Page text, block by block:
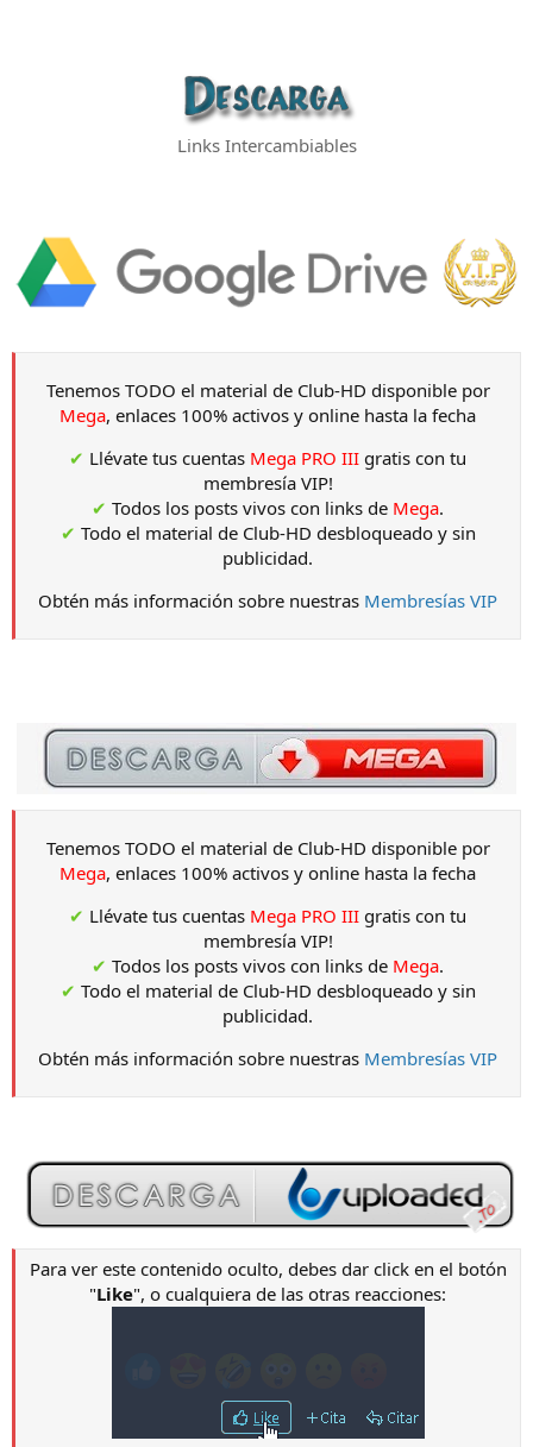
Links Intercambiables
Tenemos TODO el material de Club-HD disponible por
Mega, enlaces 100% activos y online hasta la fecha
✔ Llévate tus cuentas Mega PRO III gratis con tu
membresía VIP!
✔ Todos los posts vivos con links de Mega.
✔ Todo el material de Club-HD desbloqueado y sin
publicidad.
Obtén más información sobre nuestras Membresías VIP
Tenemos TODO el material de Club-HD disponible por
Mega, enlaces 100% activos y online hasta la fecha
✔ Llévate tus cuentas Mega PRO III gratis con tu
membresía VIP!
✔ Todos los posts vivos con links de Mega.
✔ Todo el material de Club-HD desbloqueado y sin
publicidad.
Obtén más información sobre nuestras Membresías VIP
Para ver este contenido oculto, debes dar click en el botón
"Like", o cualquiera de las otras reacciones: